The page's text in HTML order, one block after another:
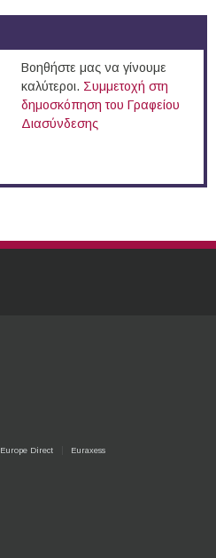
Βοηθήστε μας να γίνουμε
καλύτεροι. Συμμετοχή στη
δημοσκόπηση του Γραφείου
Διασύνδεσης
Europe Direct Euraxess